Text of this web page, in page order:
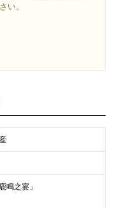
い。
鳴之宴」